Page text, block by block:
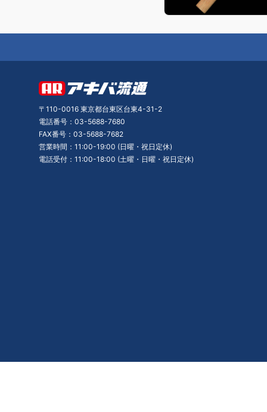
〒110-0016 東京都台東区台東4-31-2
電話番号：03-5688-7680
FAX番号：03-5688-7682
営業時間：11:00-19:00 (日曜・祝日定休)
電話受付：11:00-18:00 (土曜・日曜・祝日定休)